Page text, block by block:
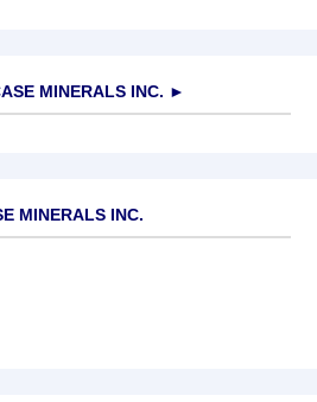
MINERALS INC. ►
MINERALS INC.